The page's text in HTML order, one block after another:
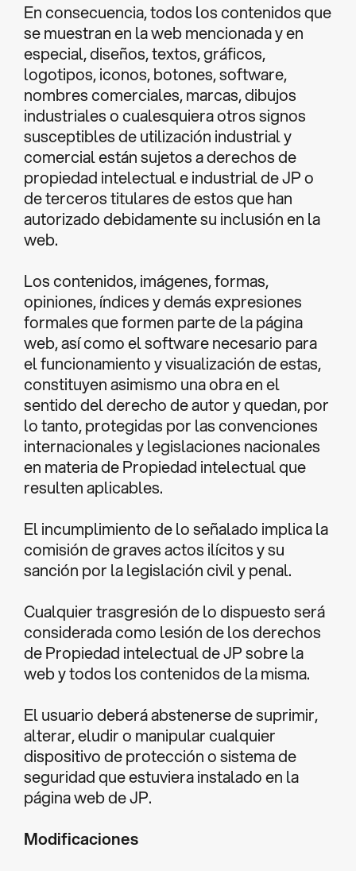
En consecuencia, todos los contenidos que
se muestran en la web mencionada y en
especial, diseños, textos, gráficos,
logotipos, iconos, botones, software,
nombres comerciales, marcas, dibujos
industriales o cualesquiera otros signos
susceptibles de utilización industrial y
comercial están sujetos a derechos de
propiedad intelectual e industrial de JP o
de terceros titulares de estos que han
autorizado debidamente su inclusión en la
web.
Los contenidos, imágenes, formas,
opiniones, índices y demás expresiones
formales que formen parte de la página
web, así como el software necesario para
el funcionamiento y visualización de estas,
constituyen asimismo una obra en el
sentido del derecho de autor y quedan, por
lo tanto, protegidas por las convenciones
internacionales y legislaciones nacionales
en materia de Propiedad intelectual que
resulten aplicables.
El incumplimiento de lo señalado implica la
comisión de graves actos ilícitos y su
sanción por la legislación civil y penal.
Cualquier trasgresión de lo dispuesto será
considerada como lesión de los derechos
de Propiedad intelectual de JP sobre la
web y todos los contenidos de la misma.
El usuario deberá abstenerse de suprimir,
alterar, eludir o manipular cualquier
dispositivo de protección o sistema de
seguridad que estuviera instalado en la
página web de JP.
Modificaciones